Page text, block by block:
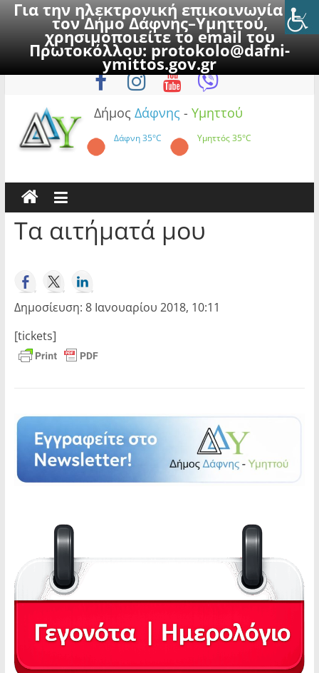
Για την ηλεκτρονική επικοινωνία με
τον Δήμο Δάφνης–Υμηττού,
χρησιμοποιείτε το email του
Πρωτοκόλλου:protokolo@dafni-
ymittos.gov.gr
to
Σάββατο, 8 Αυγούστου 2026
Δήμος Δάφνης - Υμηττού
Δάφνη35°C Υμηττός35°C
Τα αιτήματά μου
Δημοσίευση: 8 Ιανουαρίου 2018, 10:11
[tickets]